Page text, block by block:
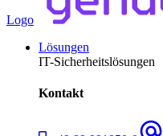
Logo
Lösungen
IT-Sicherheitslösungen
Kontakt